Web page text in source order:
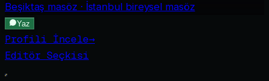
Beşiktaş masöz · İstanbul bireysel masöz
Yaz
Profili İncele→
Editör Seçkisi